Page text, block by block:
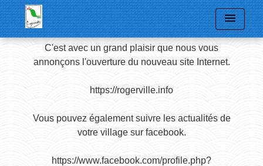
menu
C'est avec un grand plaisir que nous vous
annonçons l'ouverture du nouveau site Internet.
https://rogerville.info
Vous pouvez également suivre les actualités de
votre village sur facebook.
https://www.facebook.com/profile.php?